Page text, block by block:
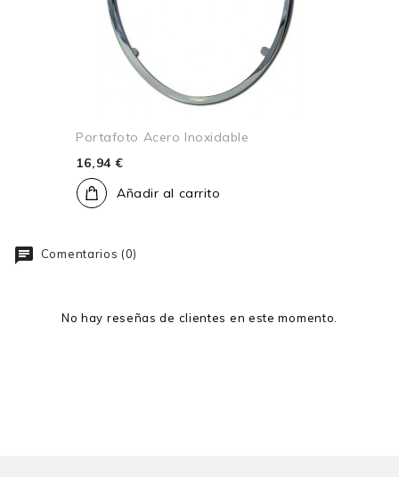
Portafoto Acero Inoxidable
16,94 €
Añadir al carrito
Comentarios (0)
No hay reseñas de clientes en este momento.